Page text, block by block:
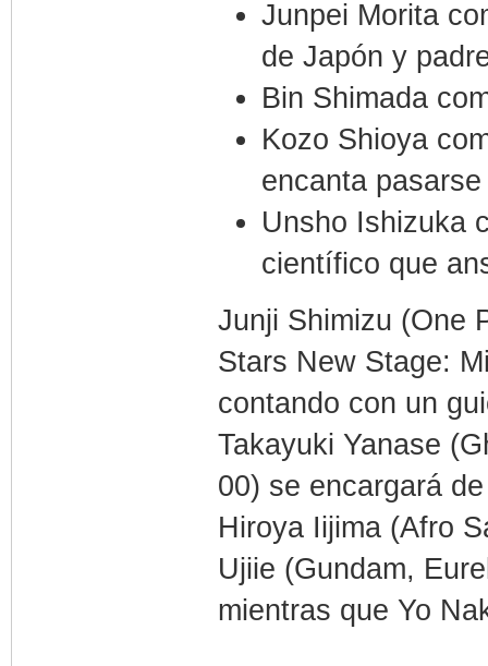
Junpei Morita
de Japón y
Bin Shimada
Kozo Shioya
encanta
Unsho Ishizuka
científico que
Junji Shimizu (One
Stars New Stage:
contando con un
Takayuki Yanase
00) se encargará
Hiroya Iijima (Afro
Ujiie (Gundam,
mientras que Yo